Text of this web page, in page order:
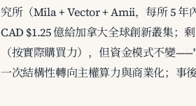
究所（Mila + Vector + Amii，每所 5 年
CAD $1.25 億給加拿大全球創新叢集；
（按實際購買力），但資金模式不變
一次結構性轉向主權算力與商業化；事